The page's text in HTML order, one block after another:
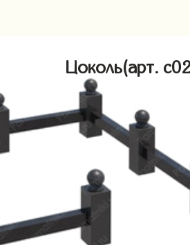
Цоколь(арт.